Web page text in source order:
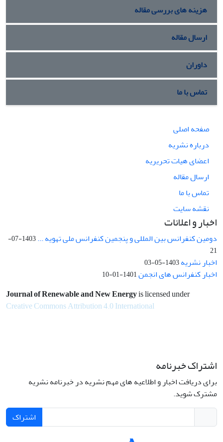
هزینه های بررسی مقاله
ارسال مقاله
داوران
تماس با ما
صفحه اصلی
درباره نشریه
اعضای هیات تحریریه
ارسال مقاله
تماس با ما
نقشه سایت
اخبار و اعلانات
دومین کنفرانس بین المللی و پنجمین کنفرانس ملی تهویه ...
1403-07-
21
اخبار نشریه1403-05-03
اخبار کنفرانس های انجمن1401-01-10
Journal of Renewable and New Energyis licensed under
Creative Commons Attribution 4.0 International
اشتراک خبرنامه
برای دریافت اخبار و اطلاعیه های مهم نشریه در خبرنامه نشریه
مشترک شوید.
اشتراک